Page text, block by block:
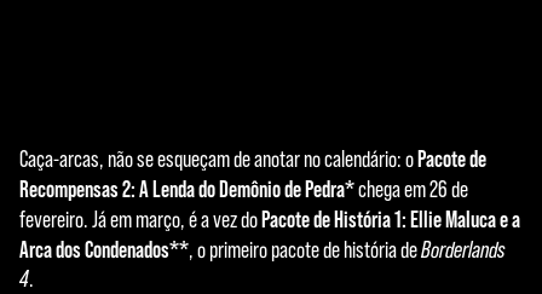
A
c
c
Caça-arcas, não se esqueçam de anotar no calendário: oPacote de
Recompensas 2: A Lenda do Demônio de Pedra*chega em 26 de
fevereiro. Já em março, é a vez doPacote de História 1: Ellie Maluca e a
Arca dos Condenados**, o primeiro pacote de história deBorderlands
4.